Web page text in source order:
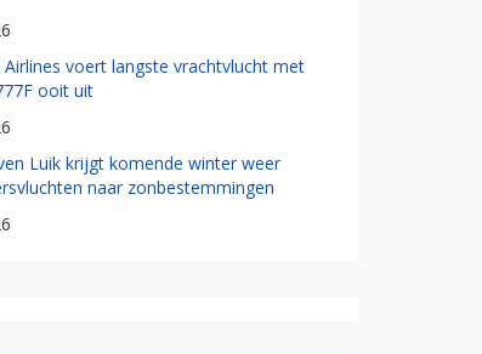
voert langste vrachtvlucht met
ooit uit
Luik krijgt komende winter weer
naar zonbestemmingen